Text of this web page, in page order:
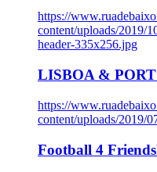
https://
content/uploads/2019/
header-335x256.jpg
LISBOA &
https://
content/uploads/2019/
Football 4